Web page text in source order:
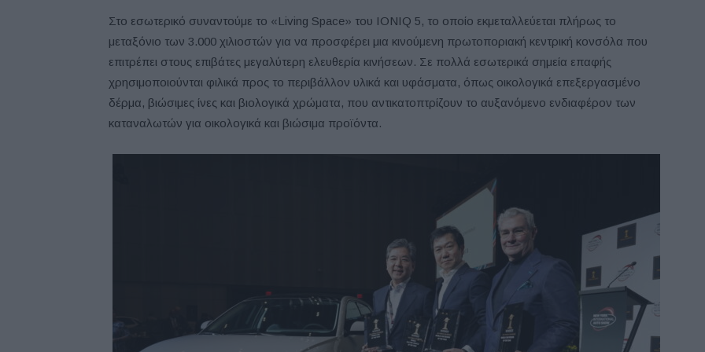
Στο εσωτερικό συναντούμε το «Living Space» του IONIQ 5, το οποίο εκμεταλλεύεται πλήρως το
μεταξόνιο των 3.000 χιλιοστών για να προσφέρει μια κινούμενη πρωτοποριακή κεντρική κονσόλα που
επιτρέπει στους επιβάτες μεγαλύτερη ελευθερία κινήσεων. Σε πολλά εσωτερικά σημεία επαφής
χρησιμοποιούνται φιλικά προς το περιβάλλον υλικά και υφάσματα, όπως οικολογικά επεξεργασμένο
δέρμα, βιώσιμες ίνες και βιολογικά χρώματα, που αντικατοπτρίζουν το αυξανόμενο ενδιαφέρον των
καταναλωτών για οικολογικά και βιώσιμα προϊόντα.